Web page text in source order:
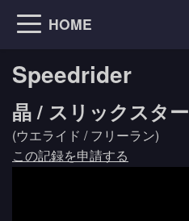
HOME
Speedrider
晶 / スリックスター
(ウエライド / フリーラン)
この記録を申請する